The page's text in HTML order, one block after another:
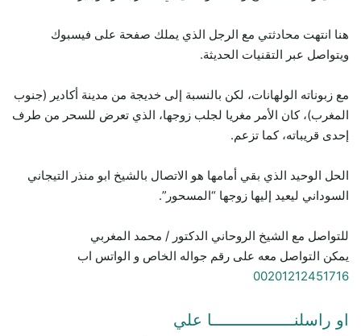
هنا انتهت محادثتي مع الرجل الذي يملك صفحة على فيسبوك
ويتواصل عبر التقنيات الحديثة.
مع زبوناته الولهانات، لكن بالنسبة إلى خديجة من مدينة أكادير (جنوب
المغرب)، كان الأمر مغريا لجلب زوجها، الذي تعرض للسحر من طرف
إحدى قريباته، كما تزعم.
الحل الوحيد الذي بقي أمامها هو الاتصال بالشيخ ابو منذر التيجاني
السوداني ليعيد إليها زوجها “المسحور”.
للتواصل مع الشيخ الروحاني الدكتور / محمد المغربي
يمكن التواصل معه على رقم جواله الخاص و الواتس اب
00201212451716
او راسلنـــــــــــــــــا علي